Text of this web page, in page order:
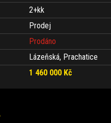
2+kk
Prodej
Prodáno
Lázeňská, Prachatice
1 460 000 Kč